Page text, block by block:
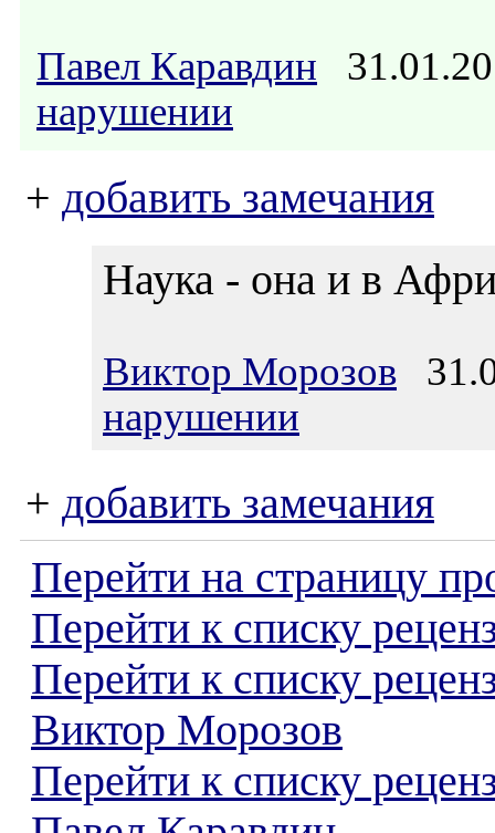
Павел Каравдин
нарушении
+ добавить замечания
Наука - она и в
Виктор Морозов
нарушении
+ добавить замечания
Перейти на страницу
Перейти к списку
Перейти к списку
Виктор Морозов
Перейти к списку